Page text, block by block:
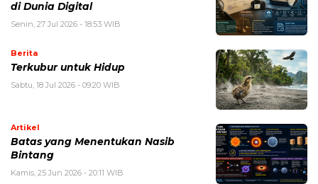
di Dunia Digital
Senin, 27 Jul 2026 - 18:53 WIB
Berita
Terkubur untuk Hidup
Sabtu, 18 Jul 2026 - 09:20 WIB
Artikel
Batas yang Menentukan Nasib
Bintang
Kamis, 25 Jun 2026 - 20:11 WIB